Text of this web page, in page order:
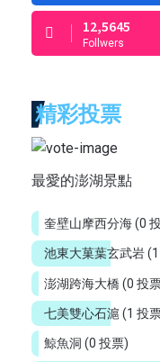
12,5645
Follwers
精彩投票
最愛的澎湖景點
奎壁山摩西分海(0
池東大菓葉玄武岩
澎湖跨海大橋(0 投
七美雙心石滬 (1 投
鯨魚洞 (0 投票)